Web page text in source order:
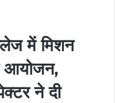
में मिशन
आयोजन,
ने दी